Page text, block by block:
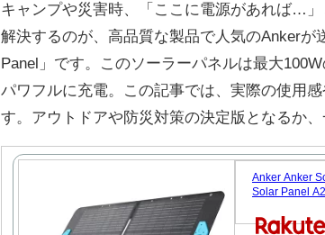
キャンプや災害時、「ここに電源があれば…
解決するのが、高品質な製品で人気のAnkerが
Panel」です。このソーラーパネルは最大
パワフルに充電。この記事では、実際の使用
す。アウトドアや防災対策の決定版となるか、
Anker Anker
Solar Panel